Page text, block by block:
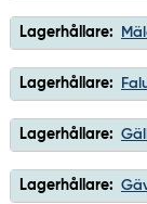
Lagerhållare:
Lagerhållare:
Lagerhållare:
Lagerhållare: